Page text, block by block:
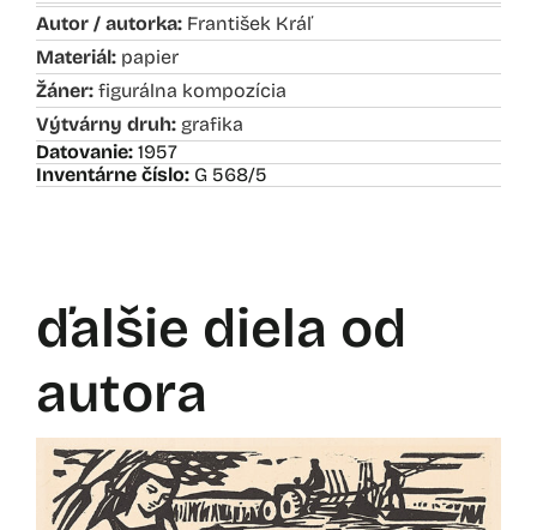
Autor / autorka: František Kráľ
Materiál: papier
Žáner: figurálna kompozícia
Výtvárny druh: grafika
Datovanie: 1957
Inventárne číslo: G 568/5
ďalšie diela od
autora